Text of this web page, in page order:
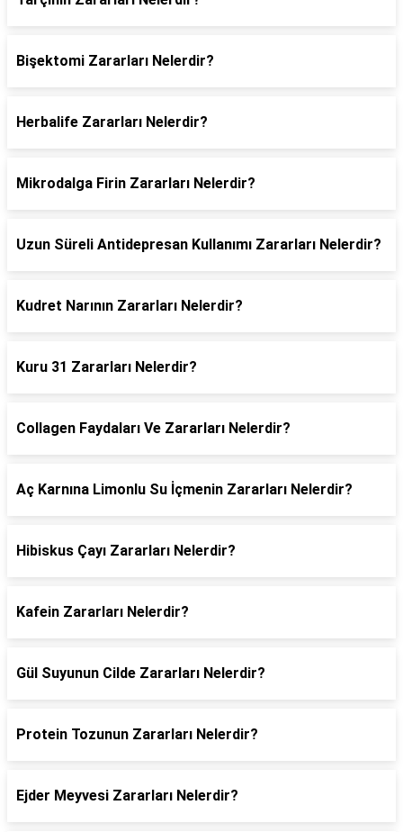
Bişektomi Zararları Nelerdir?
Herbalife Zararları Nelerdir?
Mikrodalga Firin Zararları Nelerdir?
Uzun Süreli Antidepresan Kullanımı Zararları Nelerdir?
Kudret Narının Zararları Nelerdir?
Kuru 31 Zararları Nelerdir?
Collagen Faydaları Ve Zararları Nelerdir?
Aç Karnına Limonlu Su İçmenin Zararları Nelerdir?
Hibiskus Çayı Zararları Nelerdir?
Kafein Zararları Nelerdir?
Gül Suyunun Cilde Zararları Nelerdir?
Protein Tozunun Zararları Nelerdir?
Ejder Meyvesi Zararları Nelerdir?